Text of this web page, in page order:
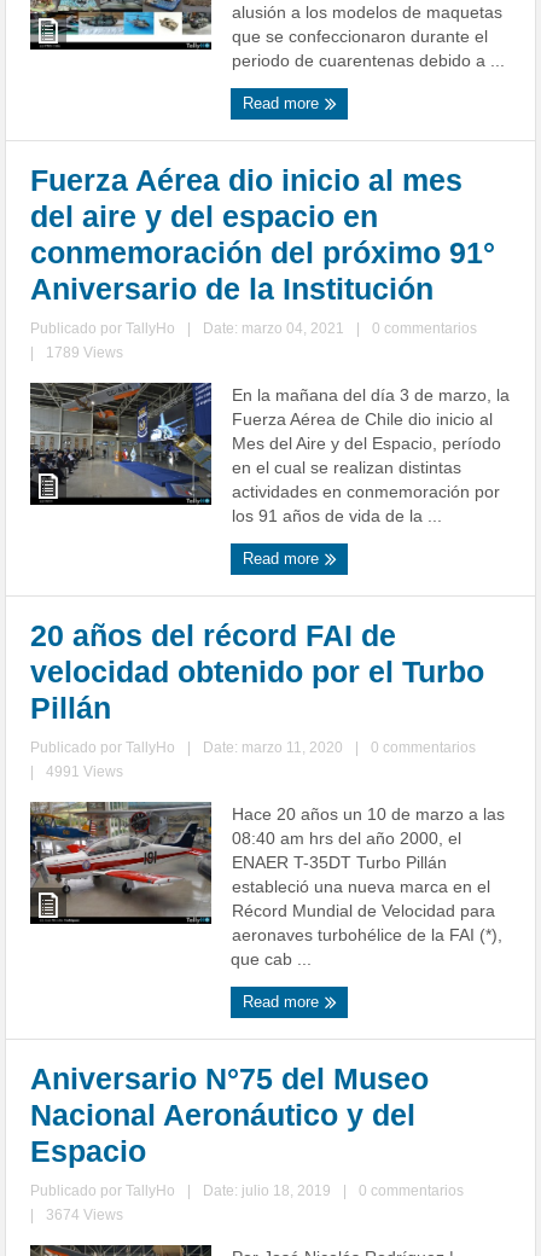
alusión a los modelos de maquetas
que se confeccionaron durante el
periodo de cuarentenas debido a ...
Read more
Fuerza Aérea dio inicio al mes
del aire y del espacio en
conmemoración del próximo 91°
Aniversario de la Institución
Publicado porTallyHo Date: marzo 04, 2021
0 commentarios
1789 Views
En la mañana del día 3 de marzo, la
Fuerza Aérea de Chile dio inicio al
Mes del Aire y del Espacio, período
en el cual se realizan distintas
actividades en conmemoración por
los 91 años de vida de la ...
Read more
20 años del récord FAI de
velocidad obtenido por el Turbo
Pillán
Publicado porTallyHo Date: marzo 11, 2020
0 commentarios
4991 Views
Hace 20 años un 10 de marzo a las
08:40 am hrs del año 2000, el
ENAER T-35DT Turbo Pillán
estableció una nueva marca en el
Récord Mundial de Velocidad para
aeronaves turbohélice de la FAI (*),
que cab ...
Read more
Aniversario N°75 del Museo
Nacional Aeronáutico y del
Espacio
Publicado porTallyHo Date: julio 18, 2019
0 commentarios
3674 Views